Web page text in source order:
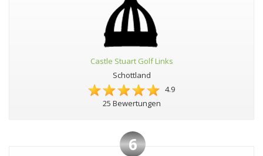
Castle Stuart Golf Links
Schottland
4.9
25 Bewertungen
6